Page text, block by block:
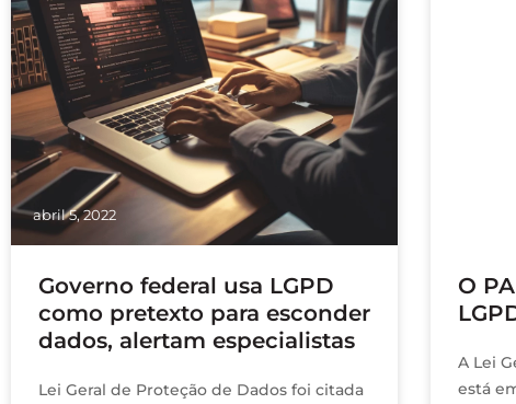
abril 5, 2022
Governo federal usa LGPD
como pretexto para esconder
dados, alertam especialistas
Lei Geral de Proteção de Dados foi citada
O
A Lei
está